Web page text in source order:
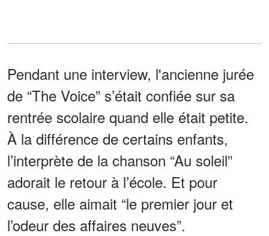
Pendant une interview, l'ancienne jurée
de “The Voice” s’était confiée sur sa
rentrée scolaire quand elle était petite.
À la différence de certains enfants,
l’interprète de la chanson “Au soleil”
adorait le retour à l’école. Et pour
cause, elle aimait “le premier jour et
l’odeur des affaires neuves”.